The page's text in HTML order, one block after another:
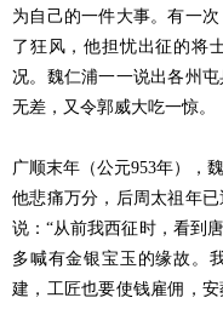
为自己的一件大事。有一
了狂风，他担忧出征的将
况。魏仁浦一一说出各州
无差，又令郭威大吃一惊。
广顺末年（公元953年），
他悲痛万分，后周太祖年
说：“从前我西征时，看到
多喊有金银宝玉的缘故。
建，工匠也要使钱雇佣，